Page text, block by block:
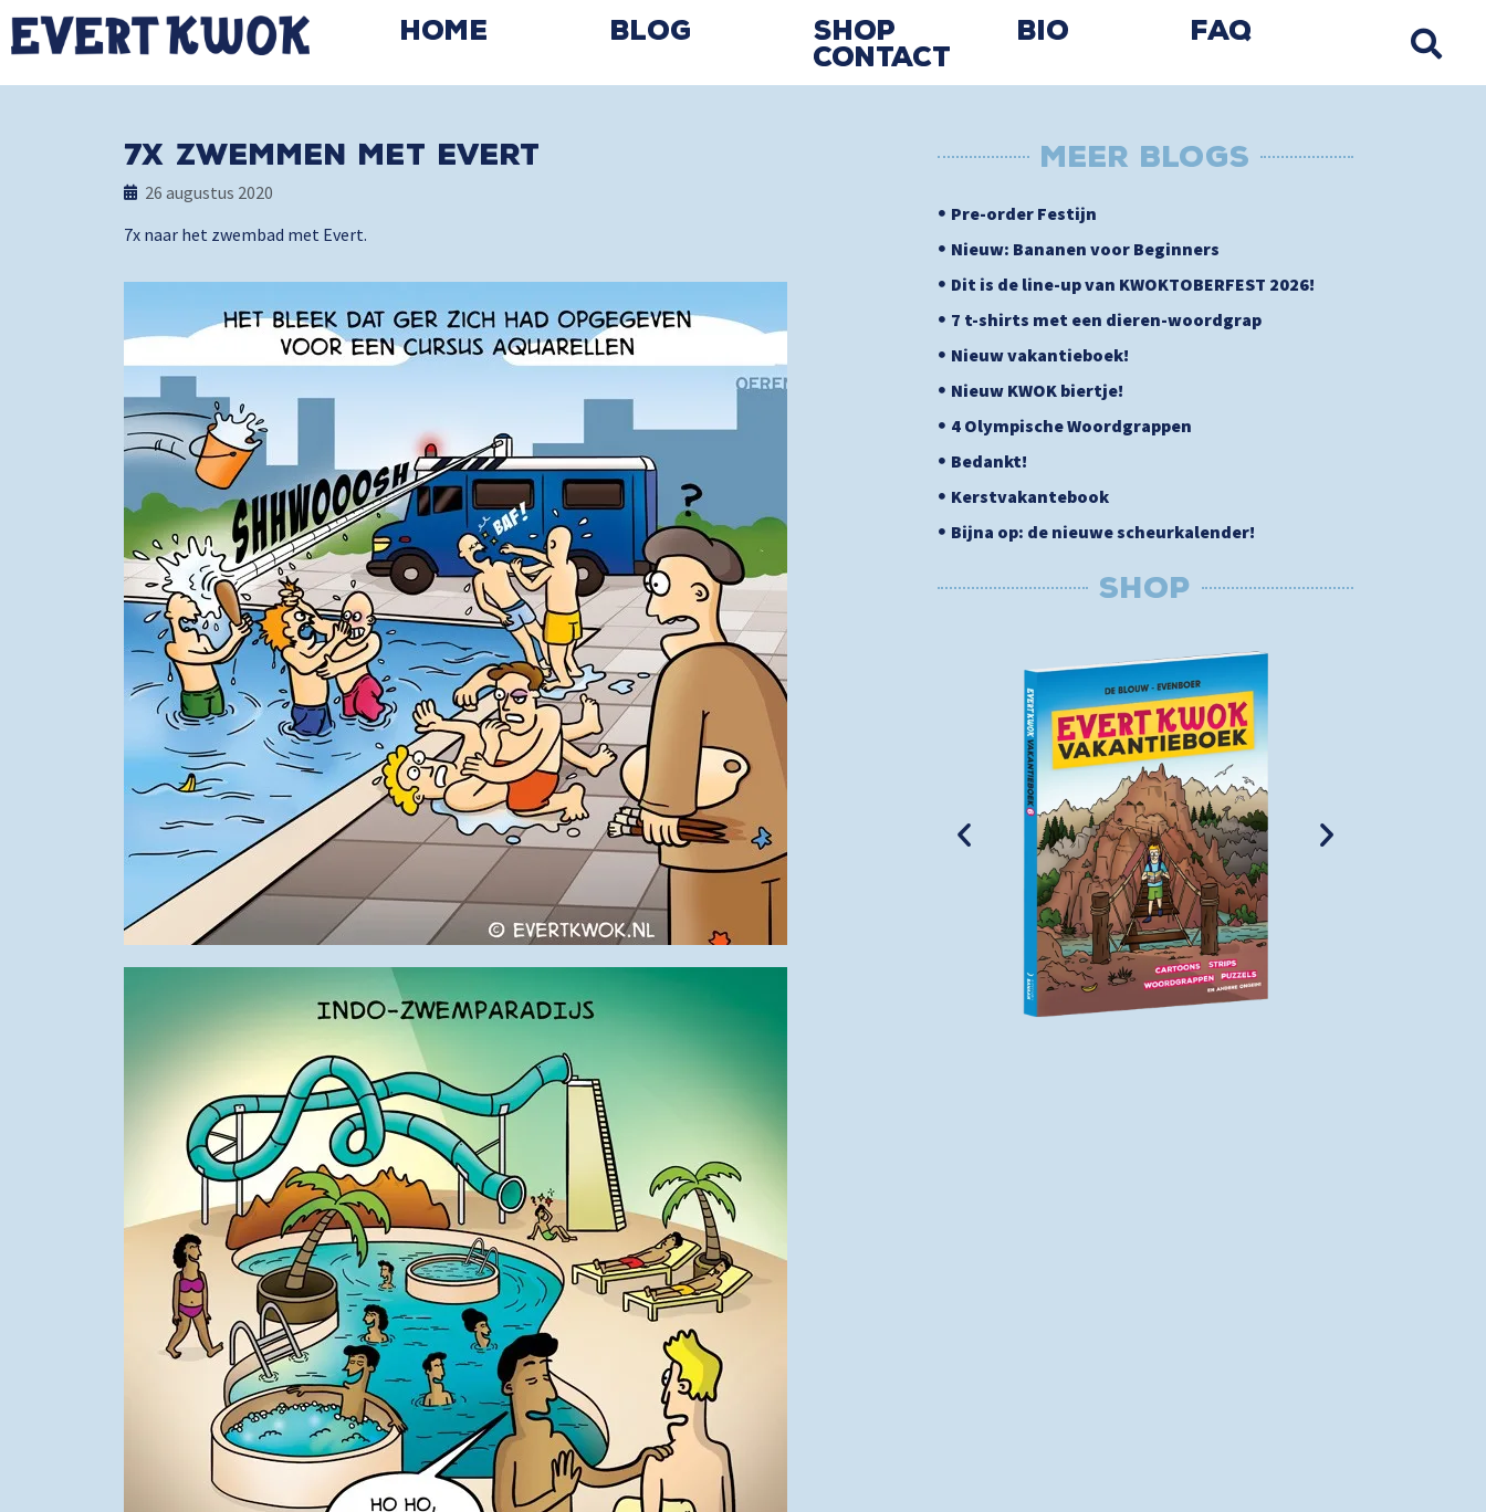
Home Blog Shop Bio
FAQ
Contact
7X ZWEMMEN MET EVERT
26 augustus 2020
7x naar het zwembad met Evert.
MEER BLOGs
Pre-order Festijn
Nieuw: Bananen voor Beginners
Dit is de line-up van KWOKTOBERFEST 2026!
7 t-shirts met een dieren-woordgrap
Nieuw vakantieboek!
Nieuw KWOK biertje!
4 Olympische Woordgrappen
Bedankt!
Kerstvakantebook
Bijna op: de nieuwe scheurkalender!
SHOP